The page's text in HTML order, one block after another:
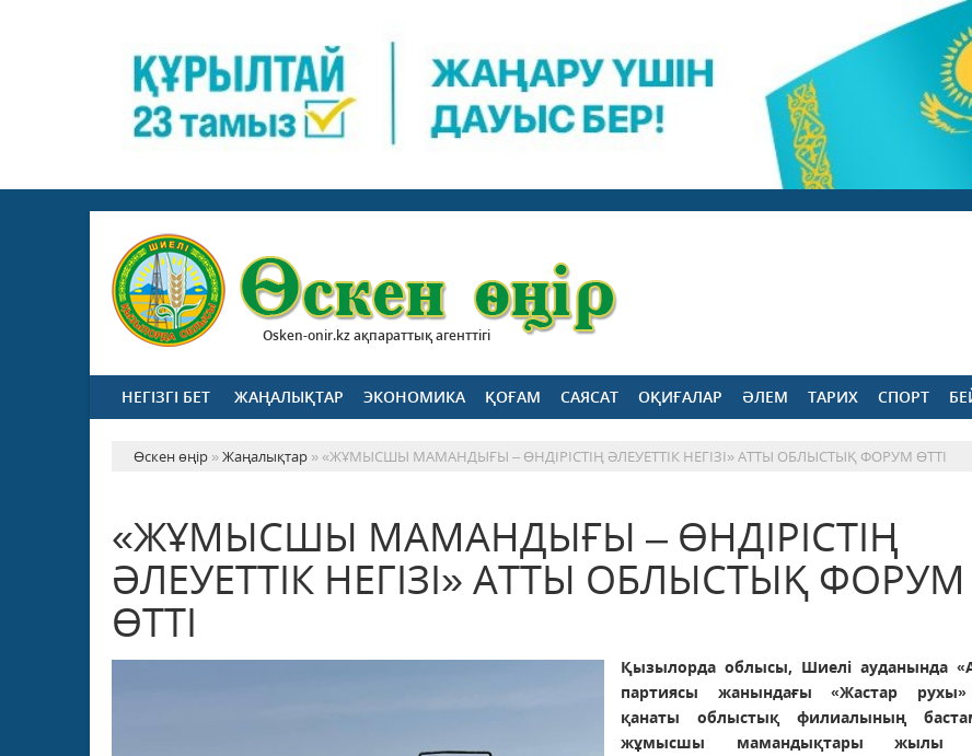
Osken-onir.kz ақпараттық агенттігі
НЕГІЗГІ БЕТ ЖАҢАЛЫҚТАР ЭКОНОМИКА ҚОҒАМ САЯСАТ ОҚИҒАЛАР ӘЛЕМ ТАРИХ СПОРТ
Өскен өңір »Жаңалықтар » «ЖҰМЫСШЫ МАМАНДЫҒЫ – ӨНДІРІСТІҢ ӘЛЕУЕТТІК НЕГІЗІ» АТТЫ ОБЛЫСТЫҚ ФОРУМ ӨТТІ
«ЖҰМЫСШЫ МАМАНДЫҒЫ – ӨНДІРІСТІҢ
ӘЛЕУЕТТІК НЕГІЗІ» АТТЫ ОБЛЫСТЫҚ ФОРУМ
ӨТТІ
Қызылорда облысы, Шиелі ауданында
партиясы жанындағы «Жастар
қанаты облыстық филиалының
жұмысшы мамандықтары жылы